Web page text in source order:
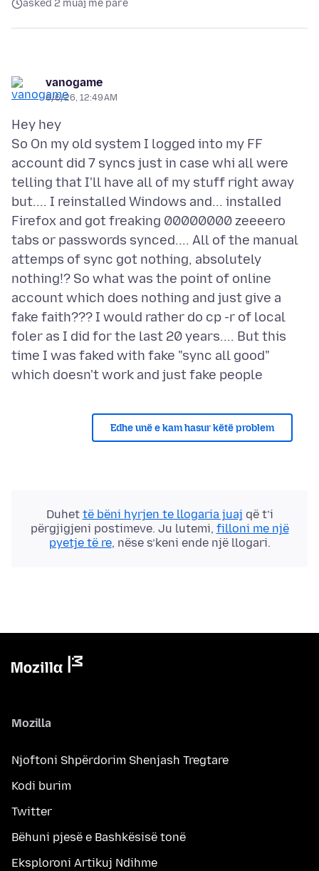
asked 2 muaj më parë
vanogame
6/6/26, 12:49 AM
Hey hey
So On my old system I logged into my FF
account did 7 syncs just in case whi all were
telling that I'll have all of my stuff right away
but.... I reinstalled Windows and... installed
Firefox and got freaking 00000000 zeeeero
tabs or passwords synced.... All of the manual
attemps of sync got nothing, absolutely
nothing!? So what was the point of online
account which does nothing and just give a
fake faith??? I would rather do cp -r of local
foler as I did for the last 20 years.... But this
time I was faked with fake "sync all good"
Edhe unë e kam hasur këtë problem
Duhet të bëni hyrjen te llogaria juaj që t’i
përgjigjeni postimeve. Ju lutemi, filloni me një
pyetje të re, nëse s’keni ende një llogari.
Mozilla
Njoftoni Shpërdorim Shenjash Tregtare
Kodi burim
Twitter
Bëhuni pjesë e Bashkësisë tonë
Eksploroni Artikuj Ndihme